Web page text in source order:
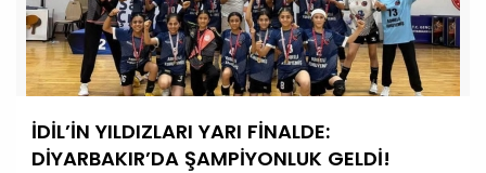
İDİL’İN YILDIZLARI YARI FİNALDE:
DİYARBAKIR’DA ŞAMPİYONLUK GELDİ!